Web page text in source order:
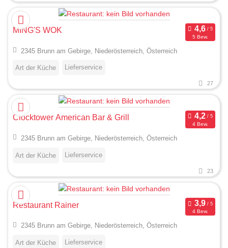
MING'S WOK
5 Bew.
2345 Brunn am Gebirge, Niederösterreich, Österreich
Art der Küche Lieferservice
27
Clocktower American Bar & Grill
4 Bew.
2345 Brunn am Gebirge, Niederösterreich, Österreich
Art der Küche Lieferservice
23
Restaurant Rainer
4 Bew.
2345 Brunn am Gebirge, Niederösterreich, Österreich
Art der Küche Lieferservice